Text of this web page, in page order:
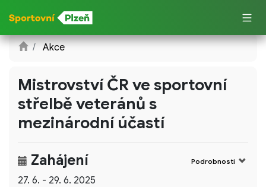
Akce
Mistrovství ČR ve sportovní
střelbě veteránů s
mezinárodní účastí
Zahájení Podrobnosti
27. 6. - 29. 6. 2025